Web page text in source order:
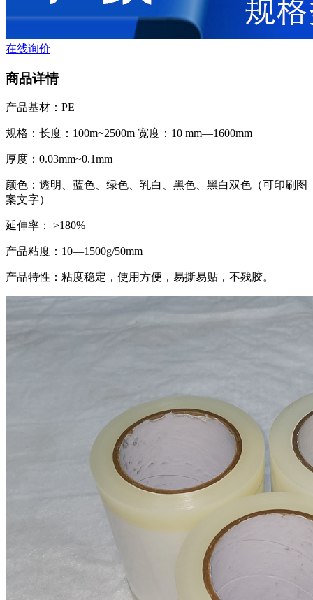
在线询价
商品详情
产品基材：PE
规格：长度：100m~2500m 宽度：10 mm—1600mm
厚度：0.03mm~0.1mm
颜色：透明、蓝色、绿色、乳白、黑色、黑白双色（可印刷图
案文字）
延伸率： >180%
产品粘度：10—1500g/50mm
产品特性：粘度稳定，使用方便，易撕易贴，不残胶。